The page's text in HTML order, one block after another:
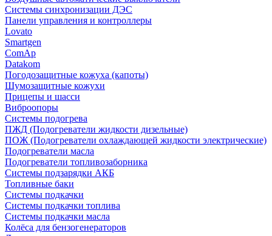
Системы синхронизации ДЭС
Панели управления и контроллеры
Lovato
Smartgen
ComAp
Datakom
Погодозащитные кожуха (капоты)
Шумозащитные кожухи
Прицепы и шасси
Виброопоры
Системы подогрева
ПЖД (Подогреватели жидкости дизельные)
ПОЖ (Подогреватели охлаждающей жидкости электрические)
Подогреватели масла
Подогреватели топливозаборника
Системы подзарядки АКБ
Топливные баки
Системы подкачки
Системы подкачки топлива
Системы подкачки масла
Колёса для бензогенераторов